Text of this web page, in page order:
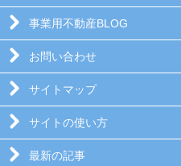
事業用不動産BLOG
お問い合わせ
サイトマップ
サイトの使い方
最新の記事